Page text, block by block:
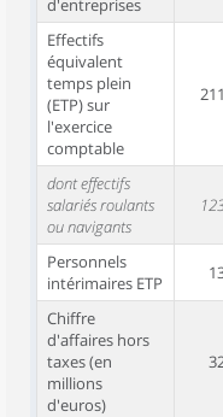
d'entreprises
Effectifs
équivalent
temps plein
(ETP) sur
l'exercice
comptable
dont effectifs
salariés roulants
ou navigants
Personnels
intérimaires ETP
Chiffre
d'affaires hors
taxes (en
millions
d'euros)